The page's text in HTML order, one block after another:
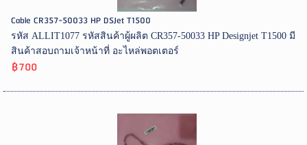
Cable CR357-50033 HP DSJet T1500
รหัส ALLIT1077 รหัสสินค้าผู้ผลิต CR357-50033 HP Designjet T1500 มี
สินค้าสอบถามเจ้าหน้าที่ อะไหล่พอตเตอร์
฿700